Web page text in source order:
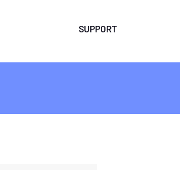
SUPPORT